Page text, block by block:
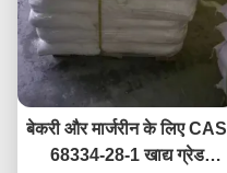
बेकरी और मार्जरीन के लिए CAS
68334-28-1 खाद्य ग्रेड